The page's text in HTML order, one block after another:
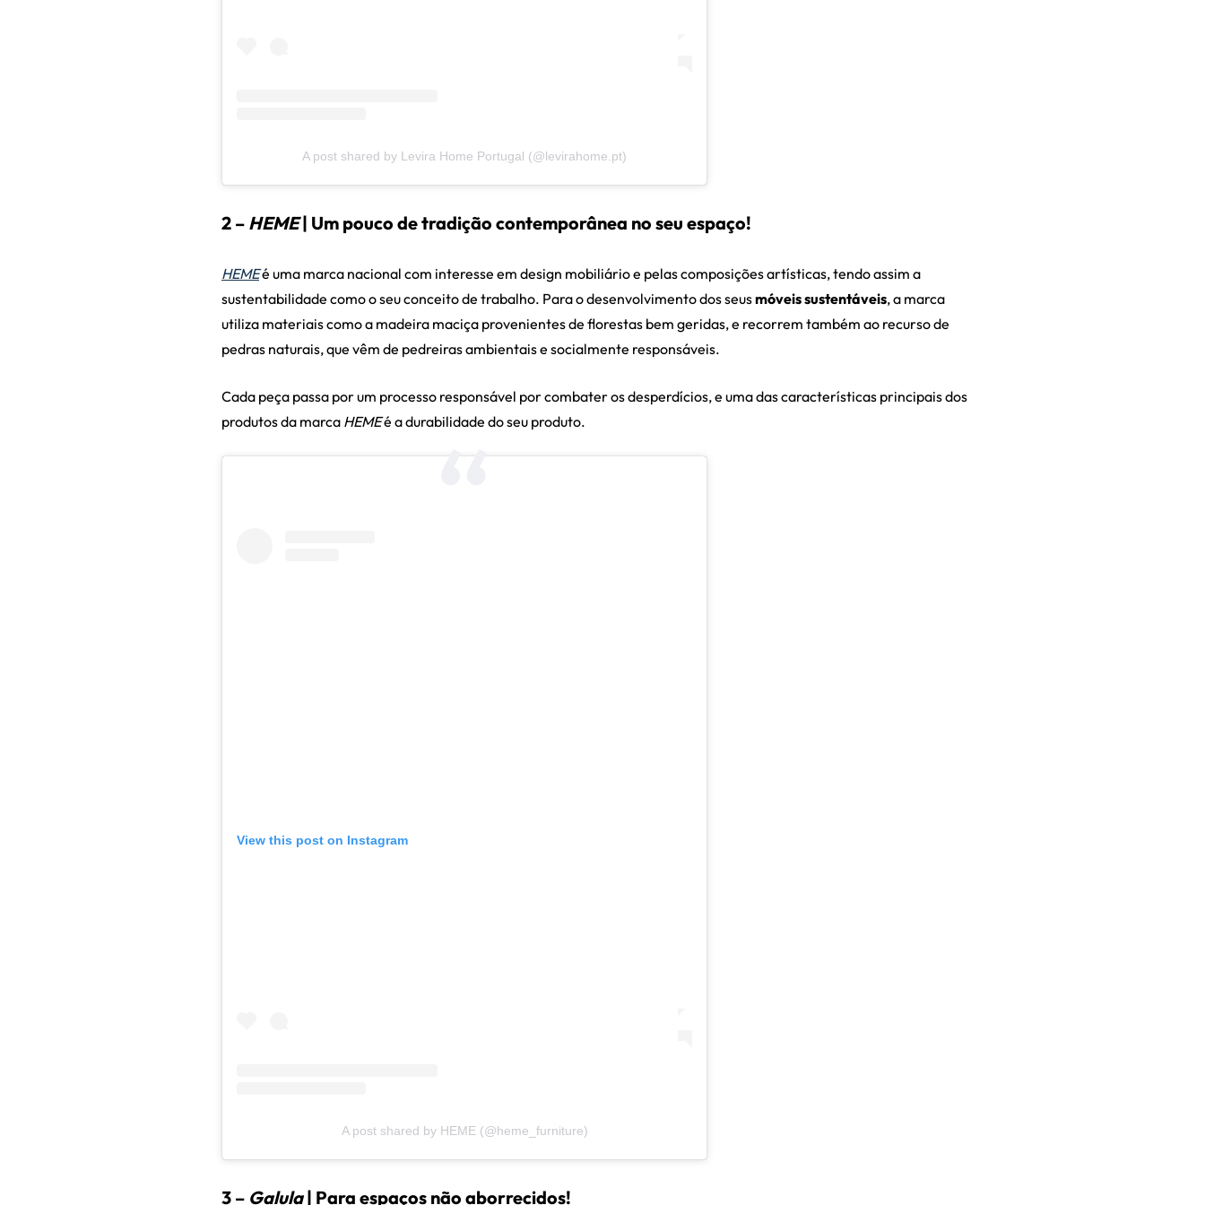
A post shared by Levira Home Portugal (@levirahome.pt)
2 – HEME| Um pouco de tradição contemporânea no seu espaço!
HEMEé uma marca nacional com interesse em design mobiliário e pelas composições artísticas, tendo assim a
sustentabilidade como o seu conceito de trabalho. Para o desenvolvimento dos seusmóveis sustentáveis, a marca
utiliza materiais como a madeira maciça provenientes de florestas bem geridas, e recorrem também ao recurso de
pedras naturais, que vêm de pedreiras ambientais e socialmente responsáveis.
Cada peça passa por um processo responsável por combater os desperdícios, e uma das características principais dos
produtos da marca HEMEé a durabilidade do seu produto.
View this post on Instagram
A post shared by HEME (@heme_furniture)
3 – Galula| Para espaços não aborrecidos!